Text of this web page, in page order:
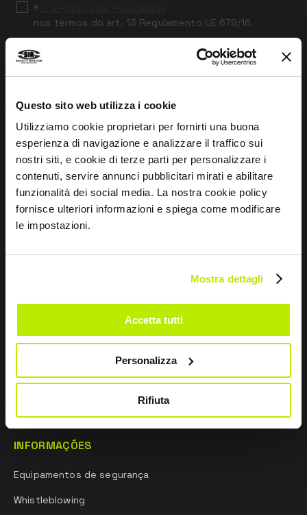
Questo sito web utilizza i cookie
Utilizziamo cookie proprietari per fornirti una buona
esperienza di navigazione e analizzare il traffico sui
nostri siti, e cookie di terze parti per personalizzare i
contenuti, servire annunci pubblicitari mirati e abilitare
funzionalità dei social media. La nostra cookie policy
fornisce ulteriori informazioni e spiega come modificare
le impostazioni.
Mostra dettagli
Accetta tutti
Personalizza
Rifiuta
*
nos termos do art. 13 Regulamento UE 679/16.
Concordo
Dou o meu consentimento para o tratamento dos
comunicações comerciais e promocionais, por e-mail,
sms e newsletter, inclusive através do uso de redes
sociais
Rede comercial
Investigação e desenvolvimento
Mentalidade desportiva
INFORMAÇÕES
Equipamentos de segurança
Whistleblowing